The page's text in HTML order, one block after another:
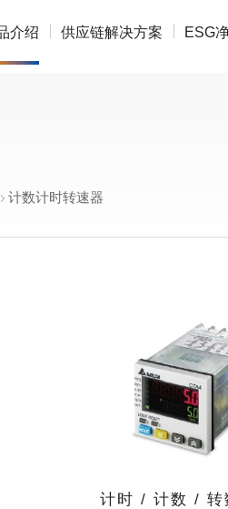
介绍 供应链解决方案 ESG
计数计时转速器
计时 / 计数 / 转